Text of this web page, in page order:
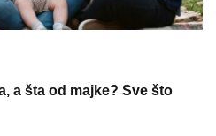
a šta od majke? Sve što